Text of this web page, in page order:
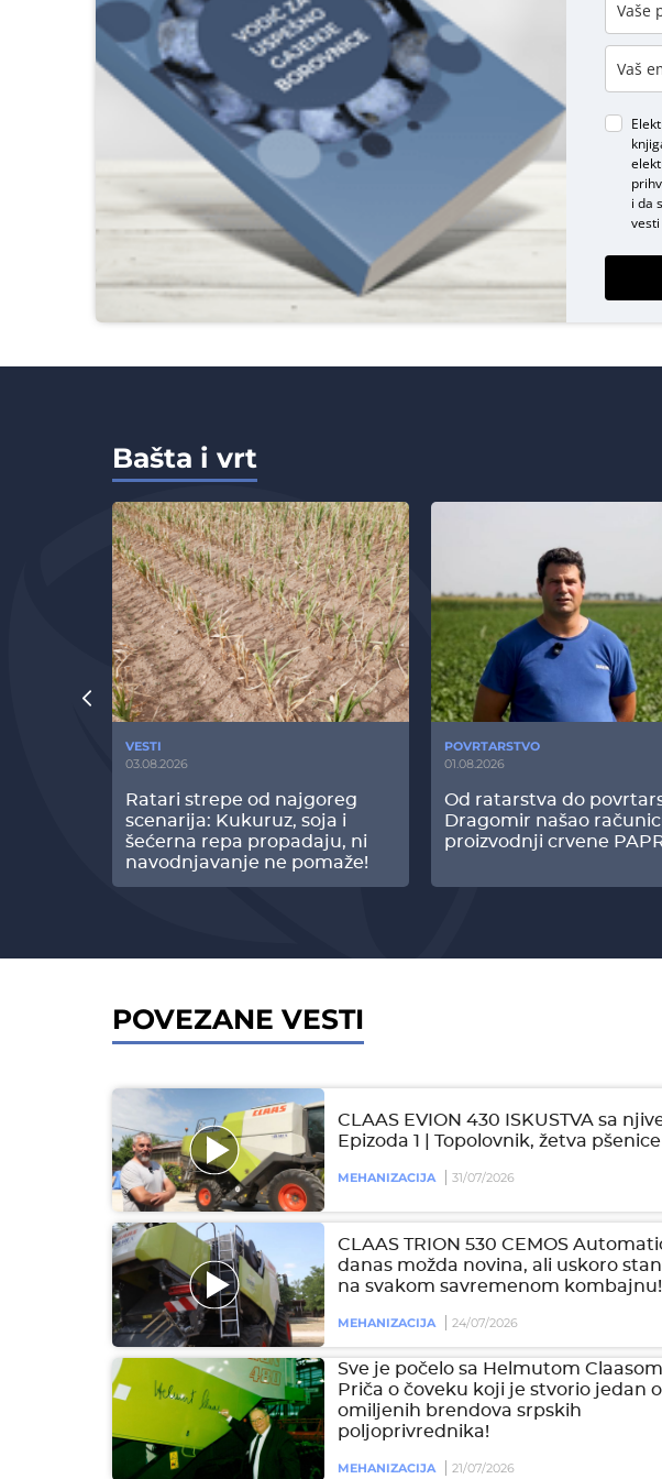
DODAJ KOMENTAR
i da
Bašta i vrt
VESTI
03.08.2026
Ratari strepe od najgoreg
scenarija: Kukuruz, soja i
šećerna repa propadaju, ni
navodnjavanje ne pomaže!
POVRTARSTVO
01.08.2026
Od ratarstva do
Dragomir našao
proizvodnji crvene
POVEZANE VESTI
CLAAS EVION 430 ISKUSTVA sa njive
Epizoda 1 | Topolovnik, žetva pšenice
MEHANIZACIJA 31/07/2026
CLAAS TRION 530 CEMOS
danas možda novina, ali uskoro
na svakom savremenom kombajnu!
MEHANIZACIJA 24/07/2026
Sve je počelo sa Helmutom
Priča o čoveku koji je stvorio jedan
omiljenih brendova srpskih
poljoprivrednika!
MEHANIZACIJA 21/07/2026